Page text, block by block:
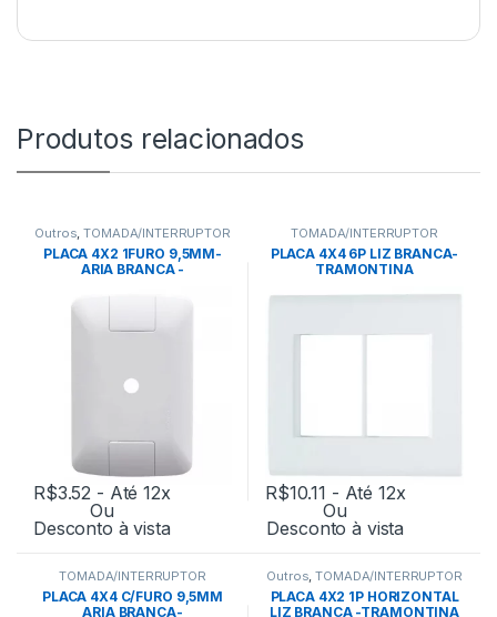
Produtos relacionados
Outros,TOMADA/INTERRUPTOR
PLACA 4X2 1FURO 9,5MM-
ARIA BRANCA -
R$3.52 - Até 12x
Ou
Desconto à vista
TOMADA/INTERRUPTOR
PLACA 4X4 6P LIZ BRANCA-
TRAMONTINA
R$10.11 - Até 12x
Ou
Desconto à vista
TOMADA/INTERRUPTOR
PLACA 4X4 C/FURO 9,5MM
ARIA BRANCA-
Outros,TOMADA/INTERRUPTOR
PLACA 4X2 1P HORIZONTAL
LIZ BRANCA -TRAMONTINA